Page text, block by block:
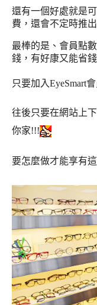
還有一個好處就是
費，還會不定時推
最棒的是、會員點
錢，有好康又能省
只要加入EyeSmart
往後只要在網站上
你家!!!
要怎麼做才能享有